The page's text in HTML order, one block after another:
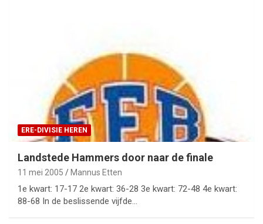
ERE-DIVISIE HEREN
Landstede Hammers door naar de finale
11 mei 2005 Mannus Etten
1e kwart: 17-17 2e kwart: 36-28 3e kwart: 72-48 4e kwart:
88-68 In de beslissende vijfde…